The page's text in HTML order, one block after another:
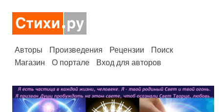
Авторы Произведения Рецензии
Поиск
Магазин
О портале Вход для авторов